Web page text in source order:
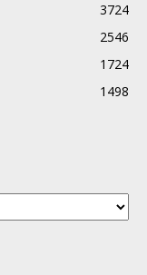
3724
2546
1724
1498